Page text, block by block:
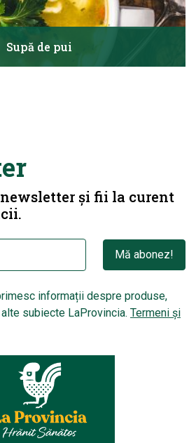
Supă de pui
și fii la curent
Mă abonez!
informații despre produse,
subiecte LaProvincia. Termeni și